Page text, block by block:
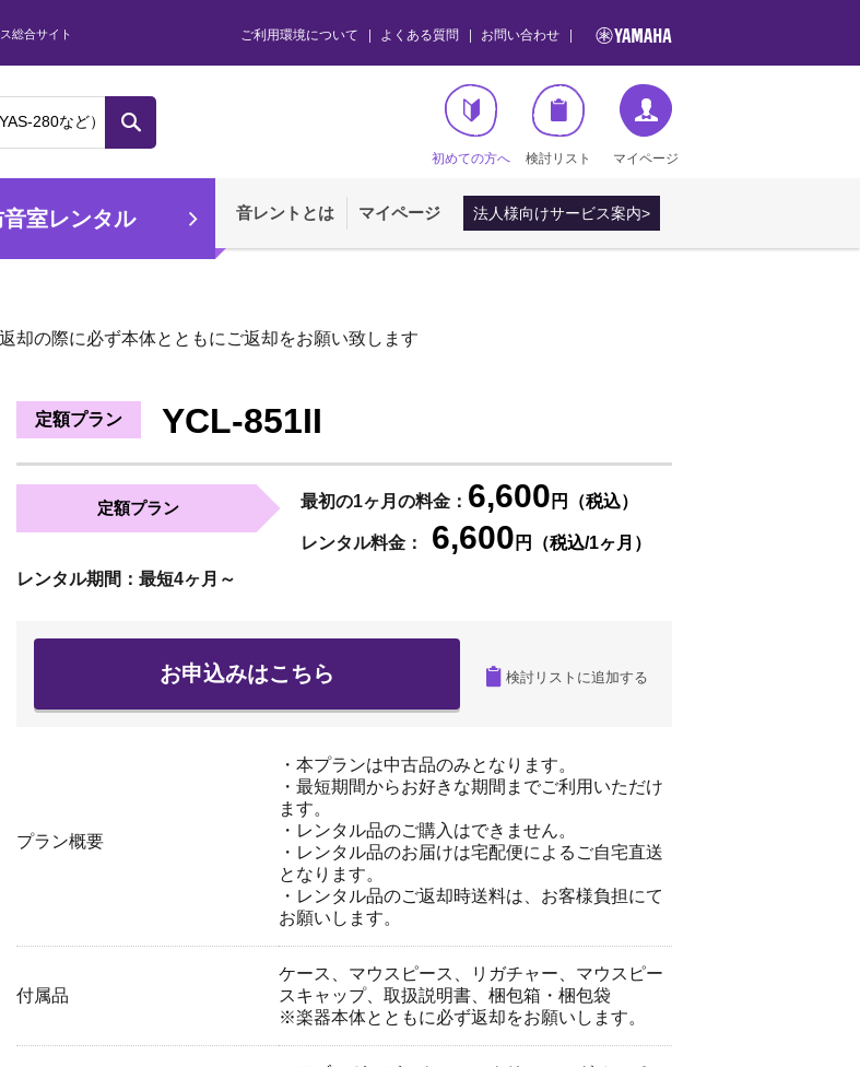
総合サイト ご利用環境について よくある質問 お問い合わせ
初めての方へ 検討リスト マイページ
音室レンタル 音レントとは マイページ 法人様向けサービス案内>
却の際に必ず本体とともにご返却をお願い致します
定額プラン YCL-851II
定額プラン 最初の1ヶ月の料金： 6,600 円（税込）
レンタル料金： 6,600 円（税込/1ヶ月）
レンタル期間：最短4ヶ月～
お申込みはこちら 検討リストに追加する
プラン概要
・本プランは中古品のみとなります。
・最短期間からお好きな期間までご利用いただけ
ます。
・レンタル品のご購入はできません。
・レンタル品のお届けは宅配便によるご自宅直送
となります。
・レンタル品のご返却時送料は、お客様負担にて
お願いします。
付属品
ケース、マウスピース、リガチャー、マウスピー
スキャップ、取扱説明書、梱包箱・梱包袋
※楽器本体とともに必ず返却をお願いします。